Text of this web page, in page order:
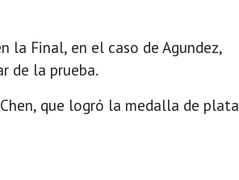
la Final, en el caso de Agundez,
de la prueba.
que logró la medalla de plata